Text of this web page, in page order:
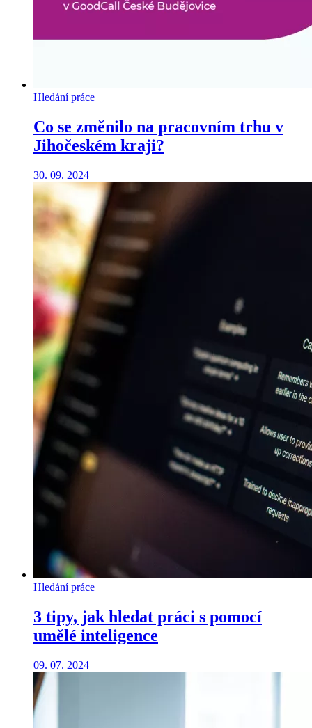
Hledání práce
Co se změnilo na pracovním trhu v
Jihočeském kraji?
30. 09. 2024
Hledání práce
3 tipy, jak hledat práci s pomocí
umělé inteligence
09. 07. 2024